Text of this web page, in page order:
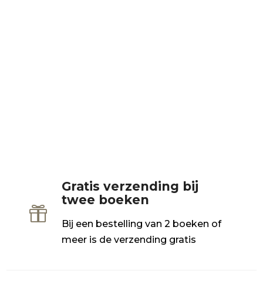

Gratis verzending bij
twee boeken
Bij een bestelling van 2 boeken of
meer is de verzending gratis